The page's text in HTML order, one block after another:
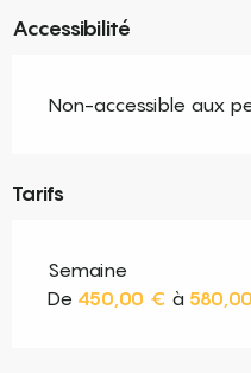
Accessibilité
Non-accessible aux
Tarifs
Semaine
De 450,00 € à